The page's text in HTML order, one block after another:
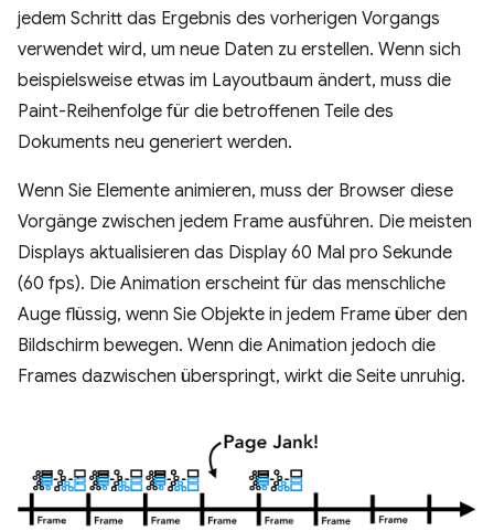
jedem Schritt das Ergebnis des vorherigen Vorgangs
verwendet wird, um neue Daten zu erstellen. Wenn sich
beispielsweise etwas im Layoutbaum ändert, muss die
Paint-Reihenfolge für die betroffenen Teile des
Dokuments neu generiert werden.
Wenn Sie Elemente animieren, muss der Browser diese
Vorgänge zwischen jedem Frame ausführen. Die meisten
Displays aktualisieren das Display 60 Mal pro Sekunde
(60 fps). Die Animation erscheint für das menschliche
Auge flüssig, wenn Sie Objekte in jedem Frame über den
Bildschirm bewegen. Wenn die Animation jedoch die
Frames dazwischen überspringt, wirkt die Seite unruhig.